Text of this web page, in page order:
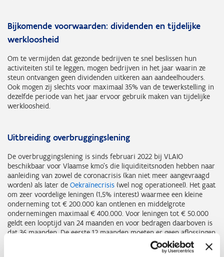
Bijkomende voorwaarden: dividenden en tijdelijke
werkloosheid
Om te vermijden dat gezonde bedrijven te snel beslissen hun
activiteiten stil te leggen, mogen bedrijven in het jaar waarin ze
steun ontvangen geen dividenden uitkeren aan aandeelhouders.
Ook mogen zij slechts voor maximaal 35% van de tewerkstelling in
dezelfde periode van het jaar ervoor gebruik maken van tijdelijke
werkloosheid.
Uitbreiding overbruggingslening
De overbruggingslening is sinds februari 2022 bij VLAIO
beschikbaar voor Vlaamse kmo’s die liquiditeitsnoden hebben naar
aanleiding van zowel de coronacrisis (kan niet meer aangevraagd
worden) als later de Oekraïnecrisis (wel nog operationeel). Het gaat
om zeer voordelige leningen (1,5% interest) waarmee een kleine
onderneming tot € 200.000 kan ontlenen en middelgrote
ondernemingen maximaal € 400.000. Voor leningen tot € 50.000
geldt een looptijd van 24 maanden en voor bedragen daarboven is
dat 36 maanden. De eerste 12 maanden moeten er geen aflossingen
gebeuren. De maatregel werd veelvuldig benut door ondernemers
uit alle sectoren en kon op zeer positieve feedback rekenen.